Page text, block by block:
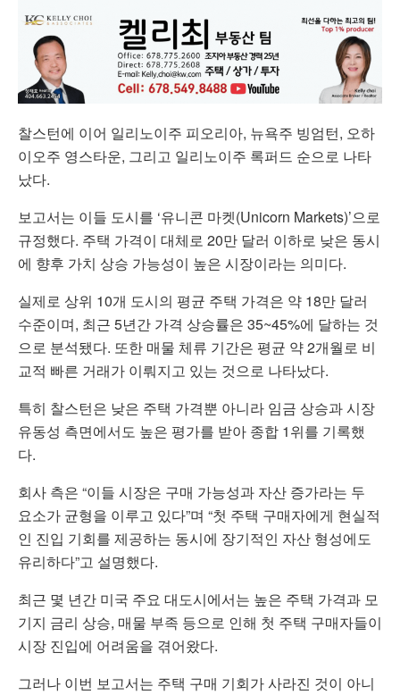
찰스턴에 이어 일리노이주 피오리아, 뉴욕주 빙엄턴, 오하
이오주 영스타운, 그리고 일리노이주 록퍼드 순으로 나타
났다.
보고서는 이들 도시를 ‘유니콘 마켓(Unicorn Markets)’으로
규정했다. 주택 가격이 대체로 20만 달러 이하로 낮은 동시
에 향후 가치 상승 가능성이 높은 시장이라는 의미다.
실제로 상위 10개 도시의 평균 주택 가격은 약 18만 달러
수준이며, 최근 5년간 가격 상승률은 35~45%에 달하는 것
으로 분석됐다. 또한 매물 체류 기간은 평균 약 2개월로 비
교적 빠른 거래가 이뤄지고 있는 것으로 나타났다.
특히 찰스턴은 낮은 주택 가격뿐 아니라 임금 상승과 시장
유동성 측면에서도 높은 평가를 받아 종합 1위를 기록했
다.
회사 측은 “이들 시장은 구매 가능성과 자산 증가라는 두
요소가 균형을 이루고 있다”며 “첫 주택 구매자에게 현실적
인 진입 기회를 제공하는 동시에 장기적인 자산 형성에도
유리하다”고 설명했다.
최근 몇 년간 미국 주요 대도시에서는 높은 주택 가격과 모
기지 금리 상승, 매물 부족 등으로 인해 첫 주택 구매자들이
시장 진입에 어려움을 겪어왔다.
그러나 이번 보고서는 주택 구매 기회가 사라진 것이 아니